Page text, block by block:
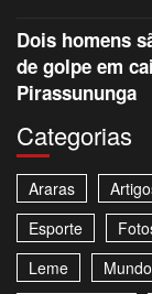
Dois homens
de golpe em
Pirassununga
Categorias
Araras
Esporte
Leme
Mundo